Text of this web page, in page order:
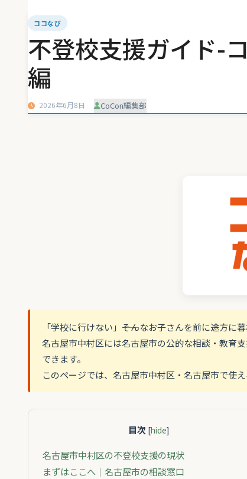
ココなび
不登校支援ガイド-
編
2026年6月8日 CoCon編集部
「学校に行けない」――そんなお子さんを前に途方に
名古屋市中村区には名古屋市の公的な相談・教育
できます。
このページでは、名古屋市中村区・名古屋市で使
目次 [hide]
名古屋市中村区の不登校支援の現状
まずはここへ｜名古屋市の相談窓口